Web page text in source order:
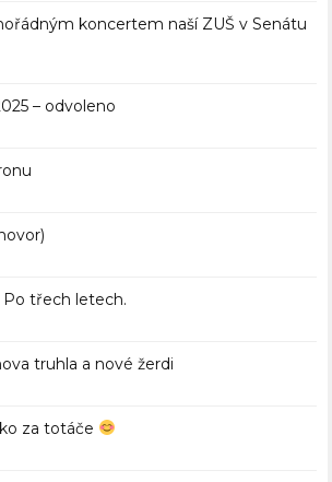
koncertem naší ZUŠ v Senátu
– odvoleno
Po třech letech.
truhla a nové žerdi
za totáče